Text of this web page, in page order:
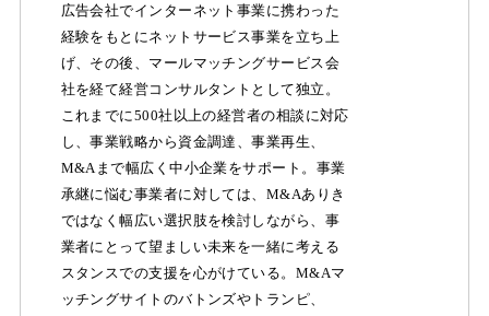
広告会社でインターネット事業に携わった
経験をもとにネットサービス事業を立ち上
げ、その後、マールマッチングサービス会
社を経て経営コンサルタントとして独立。
これまでに500社以上の経営者の相談に対応
し、事業戦略から資金調達、事業再生、
M&Aまで幅広く中小企業をサポート。事業
承継に悩む事業者に対しては、M&Aありき
ではなく幅広い選択肢を検討しながら、事
業者にとって望ましい未来を一緒に考える
スタンスでの支援を心がけている。M&Aマ
ッチングサイトのバトンズやトランピ、